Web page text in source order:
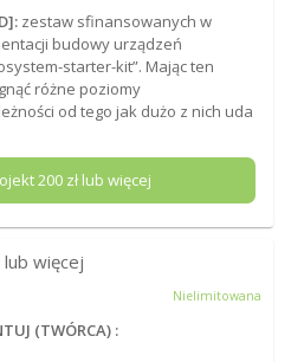
zestaw sfinansowanych w
budowy urządzeń
starter-kit”. Mając ten
różne poziomy
od tego jak dużo z nich uda
200zł lub więcej
lub więcej
Nielimitowana
(TWÓRCA) :